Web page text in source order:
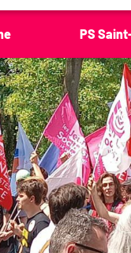
PS